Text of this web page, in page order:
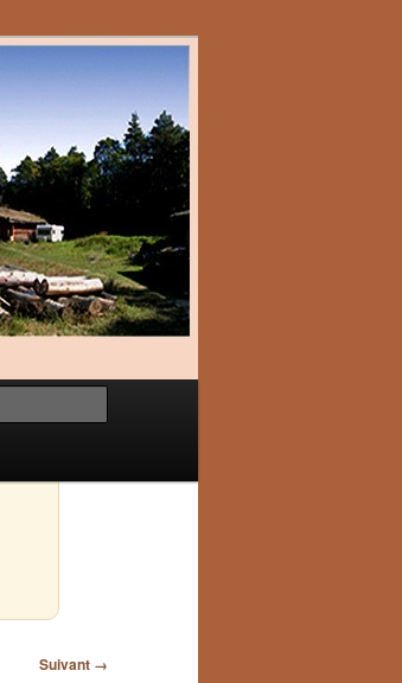
Suivant →